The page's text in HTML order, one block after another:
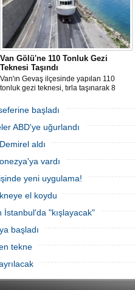
Van Gölü'ne 110 Tonluk Gezi
Teknesi Taşındı
Van'ın Gevaş ilçesinde yapılan 110
tonluk gezi teknesi, tırla taşınarak 8
başladı
ABD'ye uğurlandı
aldı
vardı
yeni uygulama!
el koydu
"kışlayacak"
başladı
tekne